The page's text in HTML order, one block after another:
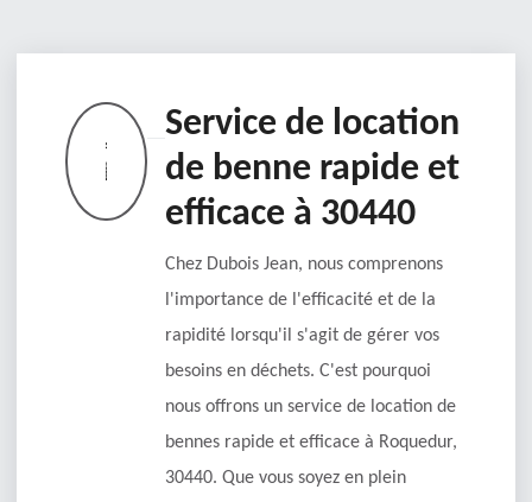
Service de location
de benne rapide et
efficace à 30440
Chez Dubois Jean, nous comprenons
l'importance de l'efficacité et de la
rapidité lorsqu'il s'agit de gérer vos
besoins en déchets. C'est pourquoi
nous offrons un service de location de
bennes rapide et efficace à Roquedur,
30440. Que vous soyez en plein